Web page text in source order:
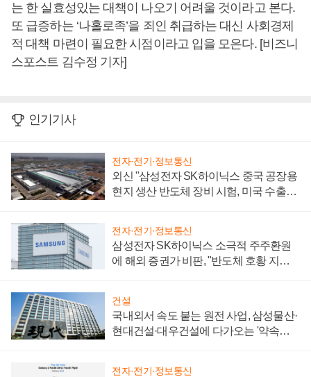
는 한 실효성있는 대책이 나오기 어려울 것이라고 본다.
또 급증하는 ‘나홀로족’을 죄인 취급하는 대신 사회경제
적 대책 마련이 필요한 시점이라고 입을 모은다. [비즈니
스포스트 김수정 기자]
인기기사
전자·전기·정보통신
외신 "삼성전자 SK하이닉스 중국 공장용
현지 생산 반도체 장비 시험, 미국 수출통
전자·전기·정보통신
삼성전자 SK하이닉스 소극적 주주환원
에 해외 증권가 비판, "반도체 호황 지속
건설
국내외서 속도 붙는 원전 사업, 삼성물산·
현대건설·대우건설에 다가오는 '약속의
전자·전기·정보통신